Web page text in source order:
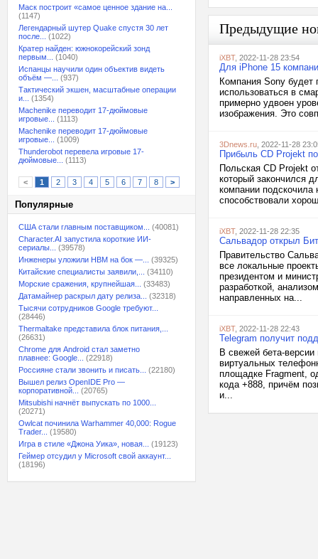
Маск построит «самое ценное здание на...
(1147)
Легендарный шутер Quake спустя 30 лет
после...
(1022)
Кратер найден: южнокорейский зонд
первым...
(1040)
Испанцы научили один объектив видеть
объём —...
(937)
Тактический экшен, масштабные операции
и...
(1354)
Machenike переводит 17-дюймовые
игровые...
(1113)
Machenike переводит 17-дюймовые
игровые...
(1009)
Thunderobot перевела игровые 17-
дюймовые...
(1113)
< 1 2 3 4 5 6 7 8 >
Популярные
США стали главным поставщиком...
(40081)
Character.AI запустила короткие ИИ-
сериалы...
(39578)
Инженеры уложили HBM на бок —...
(39325)
Китайские специалисты заявили,...
(34110)
Морские сражения, крупнейшая...
(33483)
Датамайнер раскрыл дату релиза...
(32318)
Тысячи сотрудников Google требуют...
(28446)
Thermaltake представила блок питания,...
(26631)
Chrome для Android стал заметно
плавнее: Google...
(22918)
Россияне стали звонить и писать...
(22180)
Вышел релиз OpenIDE Pro —
корпоративной...
(20765)
Mitsubishi начнёт выпускать по 1000...
(20271)
Owlcat починила Warhammer 40,000: Rogue
Trader...
(19580)
Игра в стиле «Джона Уика», новая...
(19123)
Геймер отсудил у Microsoft свой аккаунт...
(18196)
Предыдущие
iXBT, 2022-11-28 23:54
Для iPhone 15
Компания Sony будет
использоваться в
примерно удвоен
изображения. Это
3Dnews.ru , 2022-11-28
Прибыль CD Projekt
Польская CD Projekt
который закончился
компании подскочила
способствовали
iXBT, 2022-11-28 22:35
Сальвадор открыл
Правительство
все локальные
президентом и
разработкой,
направленных на...
iXBT, 2022-11-28 22:43
Telegram получит
В свежей бета-
виртуальных
площадке Fragment,
кода +888, причём
и...